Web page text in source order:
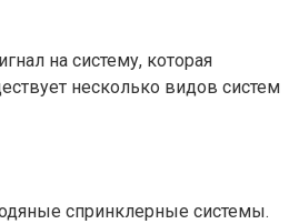
на систему, которая
несколько видов систем
спринклерные системы.